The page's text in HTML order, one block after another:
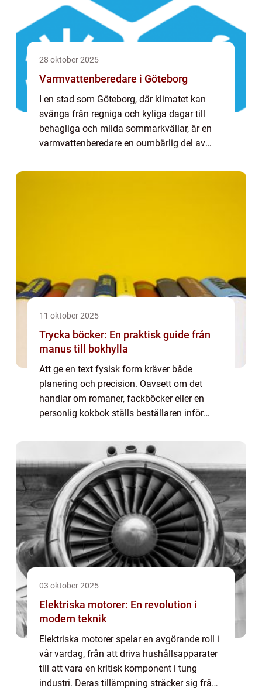
28 oktober 2025
Varmvattenberedare i Göteborg
I en stad som Göteborg, där klimatet kan
svänga från regniga och kyliga dagar till
behagliga och milda sommarkvällar, är en
varmvattenberedare en oumbärlig del av
11 oktober 2025
Trycka böcker: En praktisk guide från
manus till bokhylla
Att ge en text fysisk form kräver både
planering och precision. Oavsett om det
handlar om romaner, fackböcker eller en
personlig kokbok ställs beställaren inför
bindning. Den...
03 oktober 2025
Elektriska motorer: En revolution i
modern teknik
Elektriska motorer spelar en avgörande roll i
vår vardag, från att driva hushållsapparater
till att vara en kritisk komponent i tung
industri. Deras tillämpning sträcker sig från